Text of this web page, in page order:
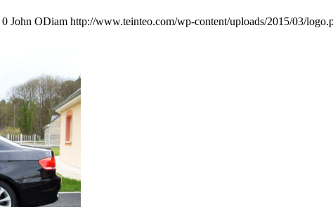
0 John ODiam http://www.teinteo.com/wp-content/uploads/2015/03/